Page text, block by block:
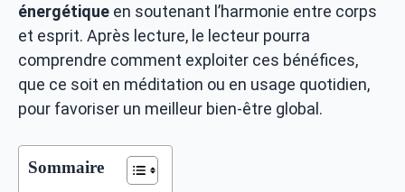
énergétique en soutenant l’harmonie entre corps
et esprit. Après lecture, le lecteur pourra
comprendre comment exploiter ces bénéfices,
que ce soit en méditation ou en usage quotidien,
pour favoriser un meilleur bien-être global.
Sommaire